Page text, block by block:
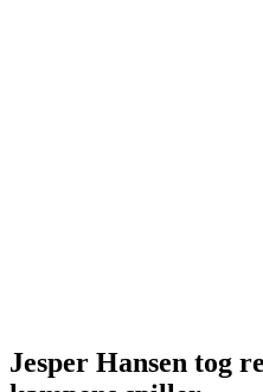
Jesper Hansen tog